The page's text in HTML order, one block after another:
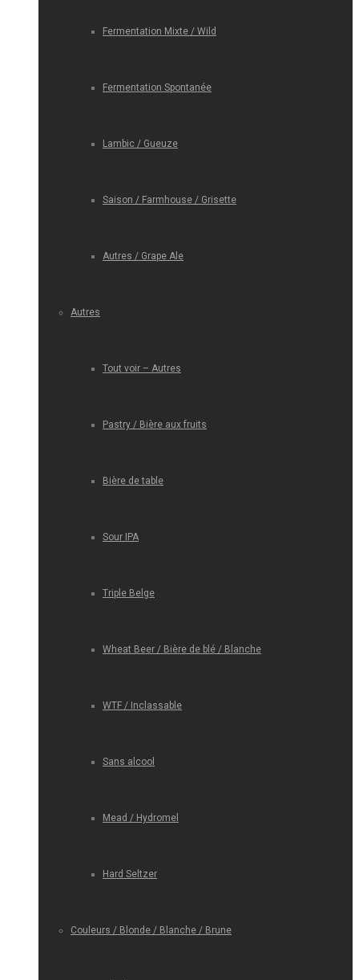
Fermentation Mixte / Wild
Fermentation Spontanée
Lambic / Gueuze
Saison / Farmhouse / Grisette
Autres / Grape Ale
Autres
Tout voir – Autres
Pastry / Bière aux fruits
Bière de table
Sour IPA
Triple Belge
Wheat Beer / Bière de blé / Blanche
WTF / Inclassable
Sans alcool
Mead / Hydromel
Hard Seltzer
Couleurs / Blonde / Blanche / Brune